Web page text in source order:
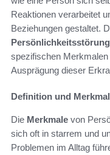
Reaktionen verarbeitet
Beziehungen gestaltet.
spezifischen
Ausprägung dieser
Definition und
Die Merkmale von
sich oft in starrem und
Problemen im Alltag